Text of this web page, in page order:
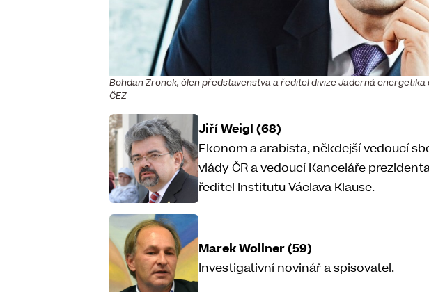
Bohdan Zronek, člen představenstva a ředitel divize Jaderná
ČEZ
Jiří Weigl (68)
Ekonom a arabista, někdejší vedoucí
vlády ČR a vedoucí Kanceláře
ředitel Institutu Václava Klause.
Marek Wollner (59)
Investigativní novinář a spisovatel.